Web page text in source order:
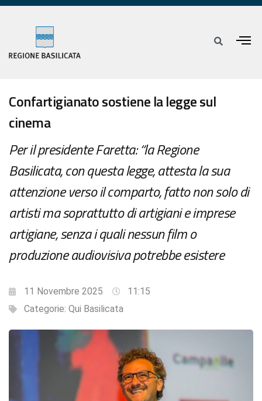
Confartigianato sostiene la legge sul
cinema
Per il presidente Faretta: “la Regione
Basilicata, con questa legge, attesta la sua
attenzione verso il comparto, fatto non solo di
artisti ma soprattutto di artigiani e imprese
artigiane, senza i quali nessun film o
produzione audiovisiva potrebbe esistere
11 Novembre 2025
11:15
Categorie: Qui Basilicata